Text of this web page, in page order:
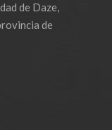
de Daze,
de